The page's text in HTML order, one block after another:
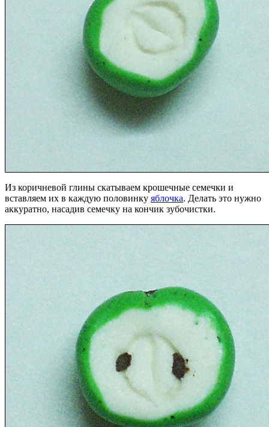
Из коричневой глины скатываем крошечные семечки и
вставляем их в каждую половинку яблочка. Делать это нужно
аккуратно, насадив семечку на кончик зубочистки.